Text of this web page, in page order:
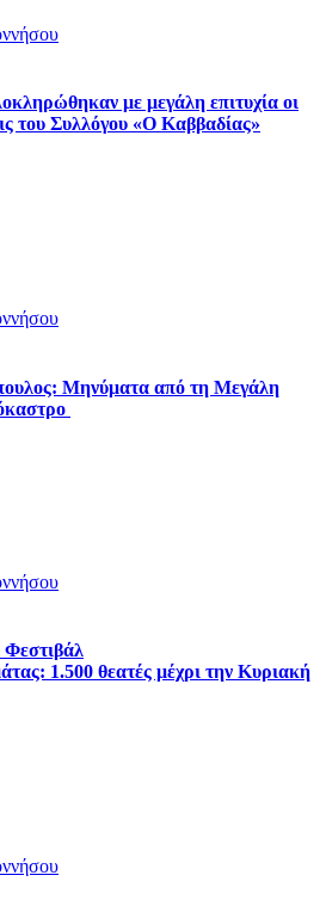
με μεγάλη επιτυχία οι
του Συλλόγου «Ο Καββαδίας»
Μηνύματα από τη Μεγάλη
1.500 θεατές μέχρι την Κυριακή